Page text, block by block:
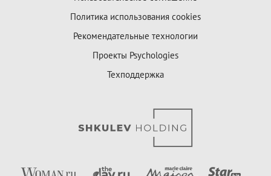
Политика использования cookies
Рекомендательные технологии
Проекты Psychologies
Техподдержка